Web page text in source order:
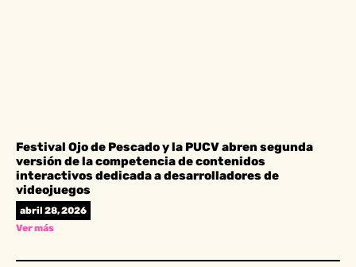
Festival Ojo de Pescado y la PUCV abren segunda
versión de la competencia de contenidos
interactivos dedicada a desarrolladores de
videojuegos
abril 28, 2026
Ver más